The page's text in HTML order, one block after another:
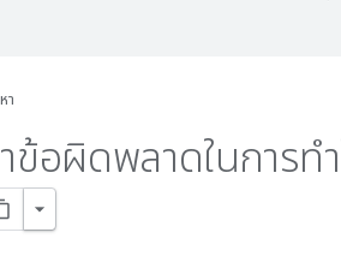
า
อผิดพลาดในการท